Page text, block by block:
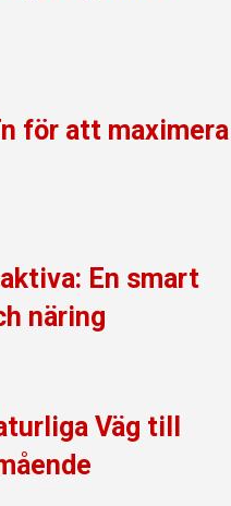
för att maximera
En smart
näring
Väg till